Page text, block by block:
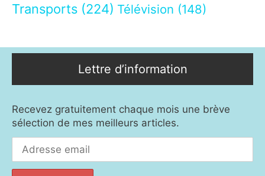
Transports (224) Télévision (148)
Lettre d’information
Recevez gratuitement chaque mois une brève
sélection de mes meilleurs articles.